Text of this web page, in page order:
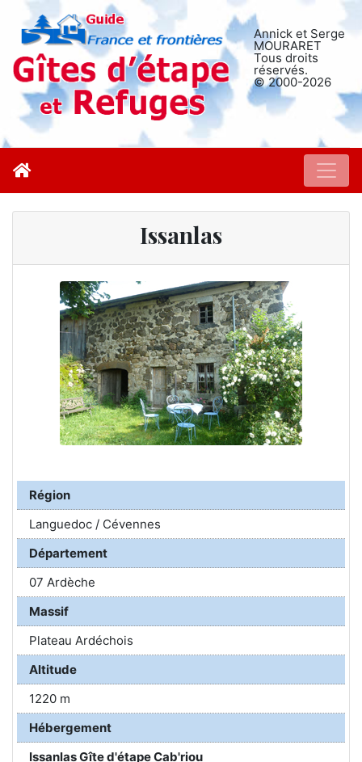
Annick et Serge
MOURARET
Tous droits
réservés.
© 2000-2026
Issanlas
Région
Languedoc / Cévennes
Département
07 Ardèche
Massif
Plateau Ardéchois
Altitude
1220 m
Hébergement
Issanlas Gîte d'étape Cab'riou